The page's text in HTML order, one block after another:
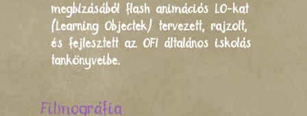
megbízásából flash animációs LO-kat
(Learning Objectek) tervezett, rajzolt,
és fejlesztett az OFI általános iskolás
tankönyveibe.
Filmográfia